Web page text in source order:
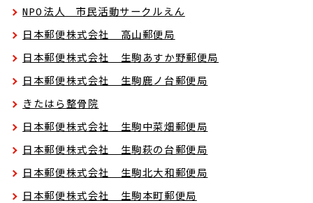
NPO法人 市民活動サークルえん
日本郵便株式会社 高山郵便局
日本郵便株式会社 生駒あすか野郵便局
日本郵便株式会社 生駒鹿ノ台郵便局
きたはら整骨院
日本郵便株式会社 生駒中菜畑郵便局
日本郵便株式会社 生駒萩の台郵便局
日本郵便株式会社 生駒北大和郵便局
日本郵便株式会社 生駒本町郵便局